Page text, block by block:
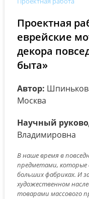
Проектная
еврейские
декора
быта»
Автор:
Москва
Научный
Владимировна
В наше время в
предметами, которые
больших фабриках. И
художественном
товарами массового